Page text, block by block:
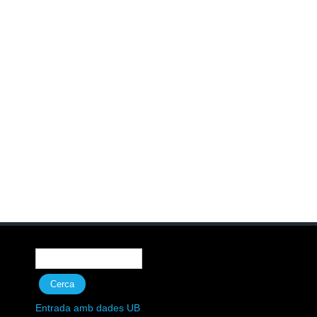
Formulari de cerca
Entrada amb dades UB